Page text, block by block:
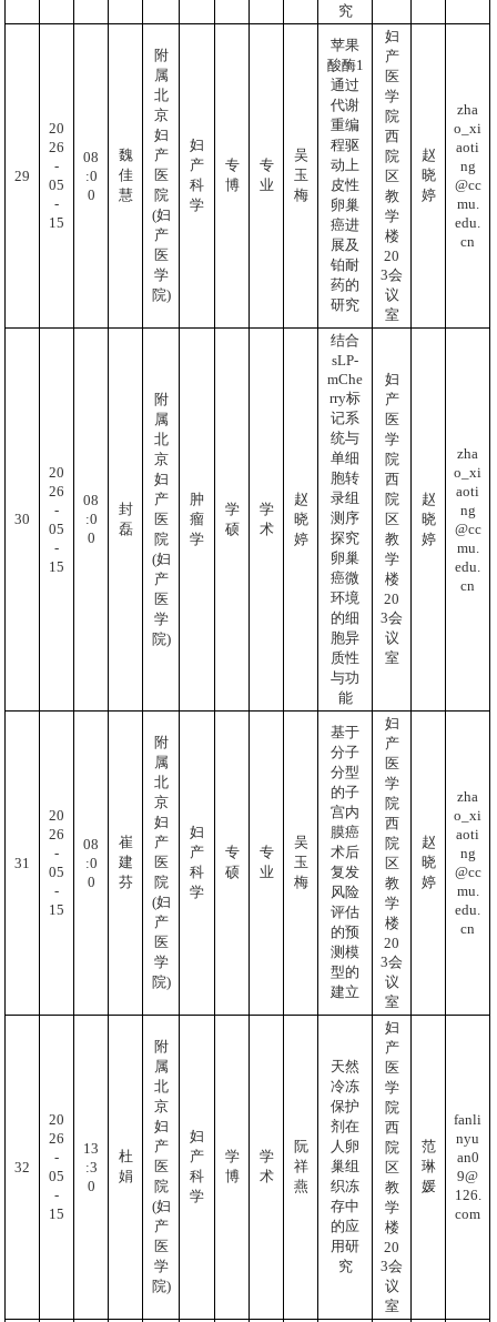
究
29
20
26
-
05
-
15
08
:0
0
魏
佳
慧
附
属
北
京
妇
产
医
院
(妇
产
医
学
院)
妇
产
科
学
专
博
专
业
吴
玉
梅
苹果
酸酶1
通过
代谢
重编
程驱
动上
皮性
卵巢
癌进
展及
铂耐
药的
研究
妇
产
医
学
院
西
院
区
教
学
楼
20
3会
议
室
赵
晓
婷
zha
o_xi
aoti
ng
@cc
mu.
edu.
cn
30
20
26
-
05
-
15
08
:0
0
封
磊
附
属
北
京
妇
产
医
院
(妇
产
医
学
院)
肿
瘤
学
学
硕
学
术
赵
晓
婷
结合
sLP-
mChe
rry标
记系
统与
单细
胞转
录组
测序
探究
卵巢
癌微
环境
的细
胞异
质性
与功
能
妇
产
医
学
院
西
院
区
教
学
楼
20
3会
议
室
赵
晓
婷
zha
o_xi
aoti
ng
@cc
mu.
edu.
cn
31
20
26
-
05
-
15
08
:0
0
崔
建
芬
附
属
北
京
妇
产
医
院
(妇
产
医
学
院)
妇
产
科
学
专
硕
专
业
吴
玉
梅
基于
分子
分型
的子
宫内
膜癌
术后
复发
风险
评估
的预
测模
型的
建立
妇
产
医
学
院
西
院
区
教
学
楼
20
3会
议
室
赵
晓
婷
zha
o_xi
aoti
ng
@cc
mu.
edu.
cn
32
20
26
-
05
-
15
13
:3
0
杜
娟
附
属
北
京
妇
产
医
院
(妇
产
医
学
院)
妇
产
科
学
学
博
学
术
阮
祥
燕
天然
冷冻
保护
剂在
人卵
巢组
织冻
存中
的应
用研
究
妇
产
医
学
院
西
院
区
教
学
楼
20
3会
议
室
范
琳
媛
fanli
nyu
an0
9@
126.
com